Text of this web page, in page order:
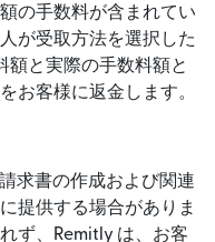
の手数料が含まれてい
が受取方法を選択した
額と実際の手数料額と
お客様に返金します。
求書の作成および関連
提供する場合がありま
ず、Remitly は、お客